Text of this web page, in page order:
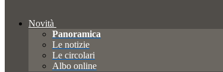
Novità
Panoramica
Le notizie
Le circolari
Albo online